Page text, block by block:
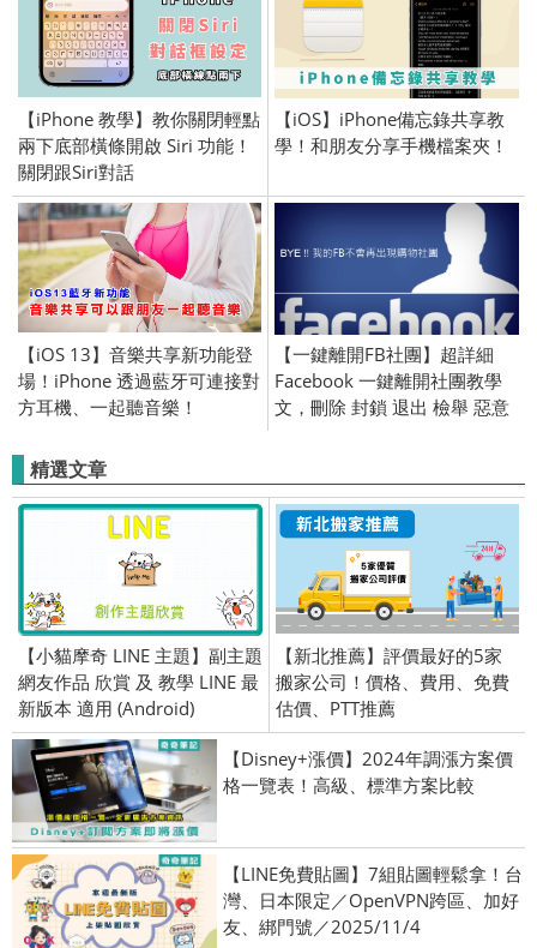
【iPhone 教學】教你關閉輕點
兩下底部橫條開啟 Siri 功能！
關閉跟Siri對話
【iOS】iPhone備忘錄共享教
學！和朋友分享手機檔案夾！
【iOS 13】音樂共享新功能登
場！iPhone 透過藍牙可連接對
方耳機、一起聽音樂！
【一鍵離開FB社團】超詳細
Facebook 一鍵離開社團教學
文，刪除 封鎖 退出 檢舉 惡意
精選文章
【小貓摩奇 LINE 主題】副主題
網友作品 欣賞 及 教學 LINE 最
新版本 適用 (Android)
【新北推薦】評價最好的5家
搬家公司！價格、費用、免費
估價、PTT推薦
【Disney+漲價】2024年調漲方案價
格一覽表！高級、標準方案比較
【LINE免費貼圖】7組貼圖輕鬆拿！台
灣、日本限定／OpenVPN跨區、加好
友、綁門號／2025/11/4